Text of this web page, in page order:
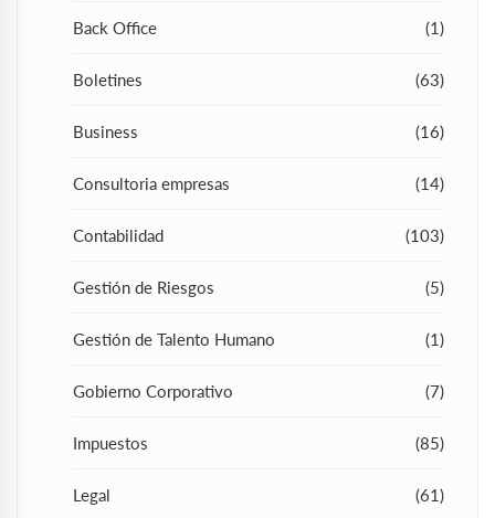
Back Office (1)
Boletines (63)
Business (16)
Consultoria empresas (14)
Contabilidad (103)
Gestión de Riesgos (5)
Gestión de Talento Humano (1)
Gobierno Corporativo (7)
Impuestos (85)
Legal (61)